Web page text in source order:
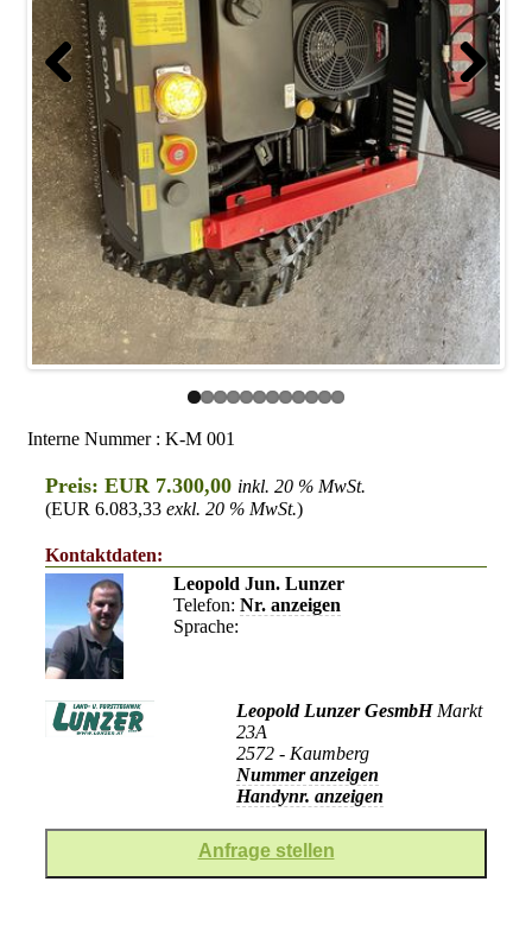
Previous Next
Interne Nummer : K-M 001
Preis: EUR 7.300,00 inkl. 20 % MwSt.
(EUR 6.083,33 exkl. 20 % MwSt.)
Kontaktdaten:
Leopold Jun. Lunzer
Telefon: Nr. anzeigen
Sprache:
Leopold Lunzer GesmbHMarkt
23A
2572 - Kaumberg
Nummer anzeigen
Handynr. anzeigen